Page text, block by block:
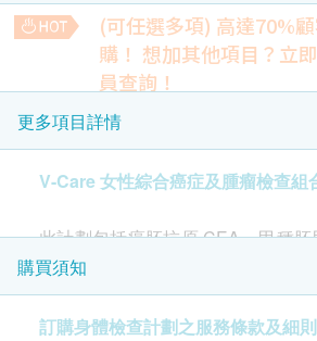
病毒抗體EBV (鼻咽癌)
癌胚抗原 (腸癌)
癌抗原 19.9 (胰臟)
癌抗原125 (卵巢癌)
癌抗原15.3 (乳房) - 只限女性
癌抗原 72.4 (胃)
無神經元特異性烯醇 (肺癌)
醫護人員電話講解報告
(可任選多項) 高達70%
購！ 想加其他項目？立
員查詢！
脂聯素
預測早期糖尿病的風險。
HK$200.0 HK$300
乳房超聲波 (女性)
檢查乳房是否有異象，如腫瘤、水瘤、
39% off
HK$1,100.0 HK$1,800
更多項目詳情
V-Care 女性綜合癌症及腫瘤檢查組
此計劃包括癌胚抗原 CEA、甲種
經元特異性烯醇(肺)、艾泊斯坦氏
抗原 CA 125(卵巢)、癌抗原
CA 72.4(胃)、癌抗原 CA 19.9(胰臟)
購買須知
訂購身體檢查計劃之服務條款及細則